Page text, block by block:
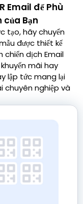
Email để Phù
Bạn
tạo, hãy chuyển
được thiết kế
chiến dịch Email
mãi hay
lập tức mang lại
chuyên nghiệp và